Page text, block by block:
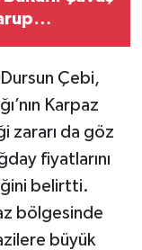
Çebi,
Karpaz
zararı da göz
fiyatlarını
belirtti.
bölgesinde
büyük